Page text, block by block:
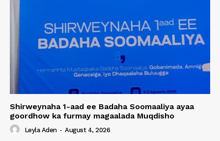
Shirweynaha 1-aad ee Badaha Soomaaliya ayaa
goordhow ka furmay magaalada Muqdisho
Leyla Aden - August 4, 2026